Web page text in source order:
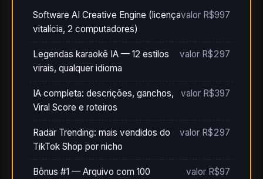
Software AI Creative Engine (licença
vitalícia, 2 computadores)
valor R$997
Legendas karaokê IA — 12 estilos
virais, qualquer idioma
valor R$297
IA completa: descrições, ganchos,
Viral Score e roteiros
valor R$397
Radar Trending: mais vendidos do
TikTok Shop por nicho
valor R$297
Bônus #1 — Arquivo com 100 valor R$97